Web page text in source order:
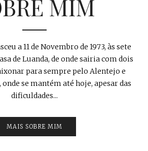
MIM
a 11 de Novembro de 1973, às sete
de Luanda, de onde sairia com dois
para sempre pelo Alentejo e
onde se mantém até hoje, apesar das
dificuldades...
MAIS SOBRE MIM